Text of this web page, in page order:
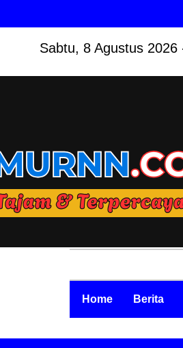
Sabtu, 8 Agustus 2026
Home Berita